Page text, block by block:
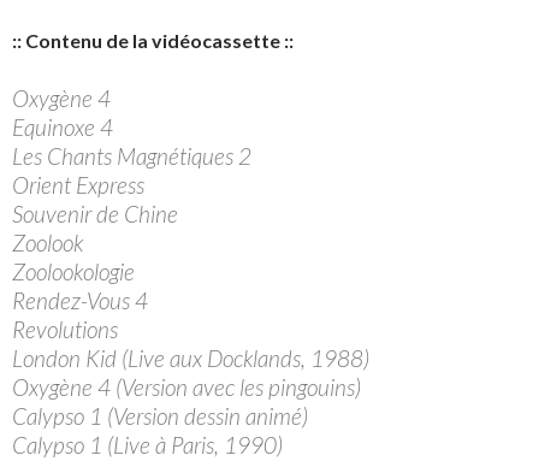
:: Contenu de la vidéocassette ::
Oxygène 4
Equinoxe 4
Les Chants Magnétiques 2
Orient Express
Souvenir de Chine
Zoolook
Zoolookologie
Rendez-Vous 4
Revolutions
London Kid (Live aux Docklands, 1988)
Oxygène 4 (Version avec les pingouins)
Calypso 1 (Version dessin animé)
Calypso 1 (Live à Paris, 1990)